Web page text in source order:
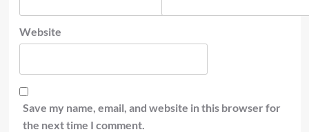
Website
Save my name, email, and website in this browser for
the next time I comment.